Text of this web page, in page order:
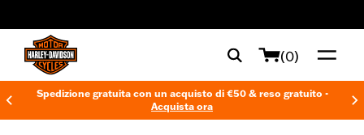
(0)
Spedizione gratuita con un acquisto di €50 & reso gratuito -
Acquista ora